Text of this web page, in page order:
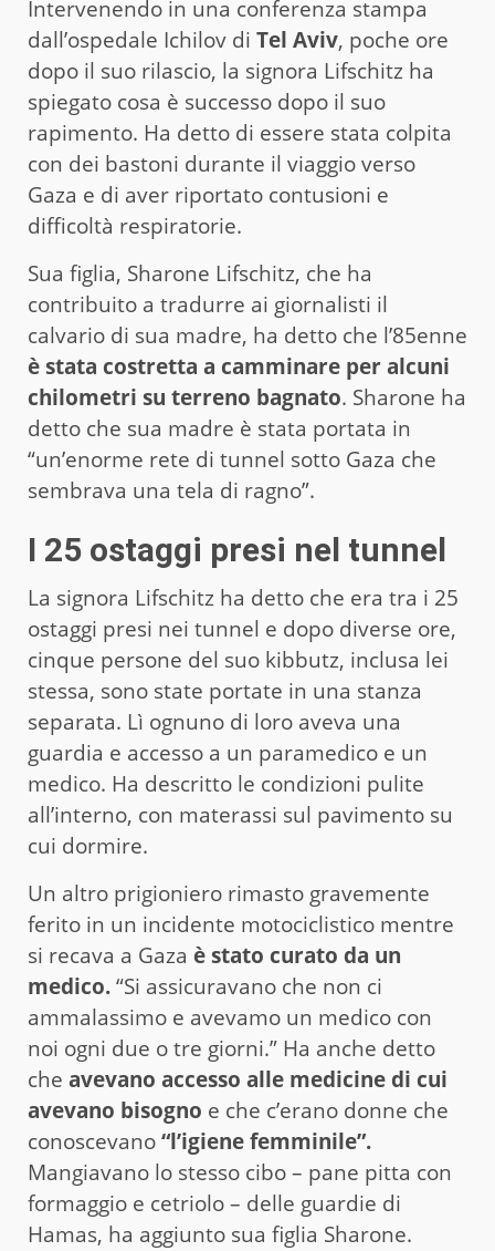
Intervenendo in una conferenza stampa
dall’ospedale Ichilov di Tel Aviv, poche ore
dopo il suo rilascio, la signora Lifschitz ha
spiegato cosa è successo dopo il suo
rapimento. Ha detto di essere stata colpita
con dei bastoni durante il viaggio verso
Gaza e di aver riportato contusioni e
difficoltà respiratorie.
Sua figlia, Sharone Lifschitz, che ha
contribuito a tradurre ai giornalisti il
calvario di sua madre, ha detto che l’85enne
è stata costretta a camminare per alcuni
chilometri su terreno bagnato. Sharone ha
detto che sua madre è stata portata in
“un’enorme rete di tunnel sotto Gaza che
sembrava una tela di ragno”.
I 25 ostaggi presi nel tunnel
La signora Lifschitz ha detto che era tra i 25
ostaggi presi nei tunnel e dopo diverse ore,
cinque persone del suo kibbutz, inclusa lei
stessa, sono state portate in una stanza
separata. Lì ognuno di loro aveva una
guardia e accesso a un paramedico e un
medico. Ha descritto le condizioni pulite
all’interno, con materassi sul pavimento su
cui dormire.
Un altro prigioniero rimasto gravemente
ferito in un incidente motociclistico mentre
si recava a Gaza è stato curato da un
medico.“Si assicuravano che non ci
ammalassimo e avevamo un medico con
noi ogni due o tre giorni.” Ha anche detto
che avevano accesso alle medicine di cui
avevano bisogno e che c’erano donne che
conoscevano“l’igiene femminile”.
Mangiavano lo stesso cibo – pane pitta con
formaggio e cetriolo – delle guardie di
Hamas, ha aggiunto sua figlia Sharone.